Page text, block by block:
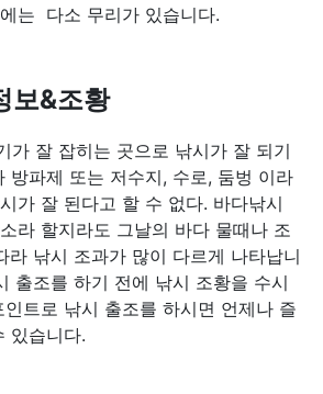
는 다소 무리가 있습니다.
보&조황
가 잘 잡히는 곳으로 낚시가 잘 되기
방파제 또는 저수지, 수로, 둠벙 이라
가 잘 된다고 할 수 없다. 바다낚시
라 할지라도 그날의 바다 물때나 조
라 낚시 조과가 많이 다르게 나타납니
출조를 하기 전에 낚시 조황을 수시
트로 낚시 출조를 하시면 언제나 즐
있습니다.